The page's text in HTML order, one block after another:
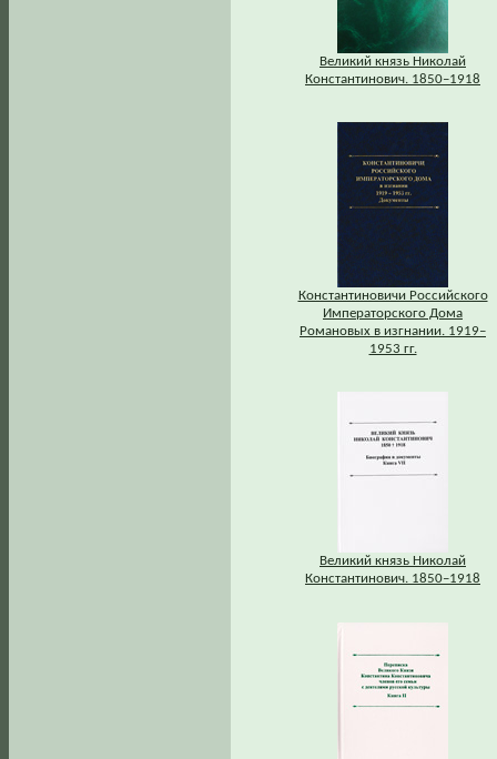
Великий князь Николай
Константинович. 1850–1918
Константиновичи Российского
Императорского Дома
Романовых в изгнании. 1919–
1953 гг.
Великий князь Николай
Константинович. 1850–1918